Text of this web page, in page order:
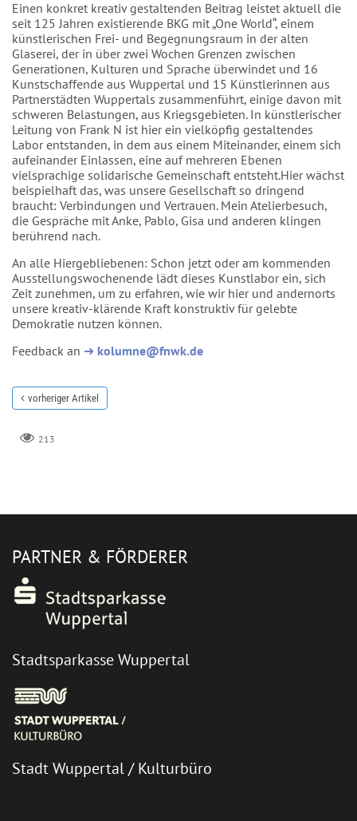
Einen konkret kreativ gestaltenden Beitrag leistet aktuell die
seit 125 Jahren existierende BKG mit „One World“, einem
künstlerischen Frei- und Begegnungsraum in der alten
Glaserei, der in über zwei Wochen Grenzen zwischen
Generationen, Kulturen und Sprache überwindet und 16
Kunstschaffende aus Wuppertal und 15 Künstlerinnen aus
Partnerstädten Wuppertals zusammenführt, einige davon mit
schweren Belastungen, aus Kriegsgebieten. In künstlerischer
Leitung von Frank N ist hier ein vielköpfig gestaltendes
Labor entstanden, in dem aus einem Miteinander, einem sich
aufeinander Einlassen, eine auf mehreren Ebenen
vielsprachige solidarische Gemeinschaft entsteht.Hier wächst
beispielhaft das, was unsere Gesellschaft so dringend
braucht: Verbindungen und Vertrauen. Mein Atelierbesuch,
die Gespräche mit Anke, Pablo, Gisa und anderen klingen
berührend nach.
An alle Hiergebliebenen: Schon jetzt oder am kommenden
Ausstellungswochenende lädt dieses Kunstlabor ein, sich
Zeit zunehmen, um zu erfahren, wie wir hier und andernorts
unsere kreativ-klärende Kraft konstruktiv für gelebte
Demokratie nutzen können.
Feedback an ➜ kolumne@fnwk.de
vorheriger Artikel
213
PARTNER & FÖRDERER
Stadtsparkasse Wuppertal
Stadt Wuppertal / Kulturbüro